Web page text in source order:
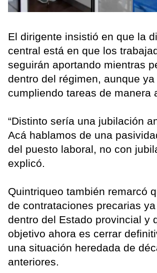
El dirigente insistió en que la
central está en que los
seguirán aportando mientras
dentro del régimen, aunque
cumpliendo tareas de manera
“Distinto sería una jubilación
Acá hablamos de una
del puesto laboral, no con
explicó.
Quintriqueo también remarcó
de contrataciones precarias
dentro del Estado provincial y
objetivo ahora es cerrar
una situación heredada de
anteriores.